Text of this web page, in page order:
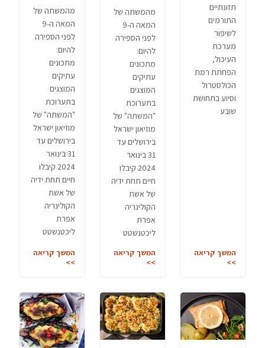
תזונתיים
התורמים
לשיפור
מערכת
העיכול,
הפחתת רמת
הכולסטרול
וסיוע בתחושת
שובע
המשך קריאה
>>
מהמשתה של
המאה ה-9
לפני הספירה
להיום:
מתכונים
עתיקים
המוצגים
בתערוכת
"המשתה" של
מוזיאון ישראל
בירושלים עד
31 בינואר
2024 קיבלו
חיים תחת ידיה
של אשת
הקולינריה
אפרת
ליכטנשטט
המשך קריאה
>>
מהמשתה של
המאה ה-9
לפני הספירה
להיום:
מתכונים
עתיקים
המוצגים
בתערוכת
"המשתה" של
מוזיאון ישראל
בירושלים עד
31 בינואר
2024 קיבלו
חיים תחת ידיה
של אשת
הקולינריה
אפרת
ליכטנשטט
המשך קריאה
>>